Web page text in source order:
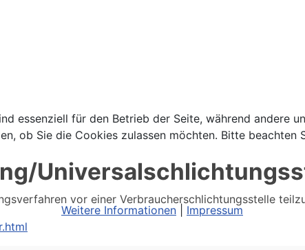
vor einer Verbraucherschlichtungsstelle
essenziell für den Betrieb der Seite, während andere
ob Sie die Cookies zulassen möchten. Bitte
Weitere Informationen
Impressum